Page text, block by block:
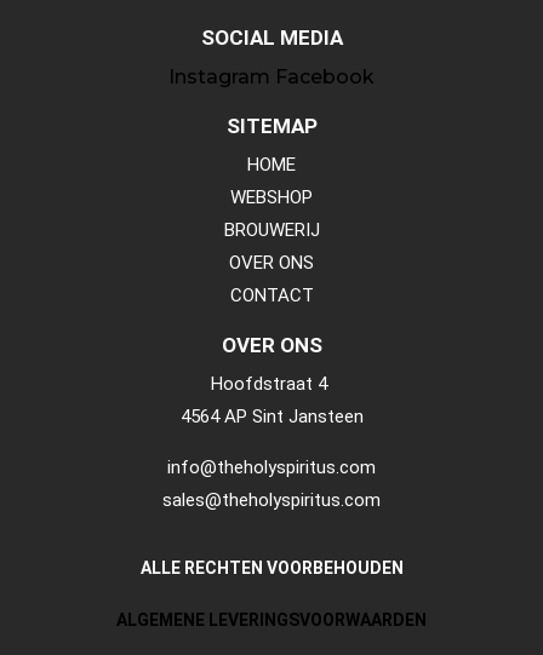
SOCIAL MEDIA
Instagram Facebook
SITEMAP
HOME
WEBSHOP
BROUWERIJ
OVER ONS
CONTACT
OVER ONS
Hoofdstraat 4
4564 AP Sint Jansteen
info@theholyspiritus.com
sales@theholyspiritus.com
ALLE RECHTEN VOORBEHOUDEN
ALGEMENE LEVERINGSVOORWAARDEN